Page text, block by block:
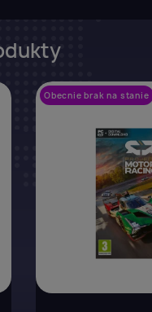
Obecnie brak na stanie